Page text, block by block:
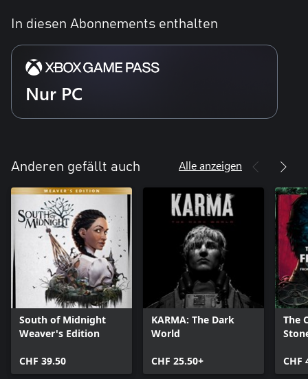
In diesen Abonnements enthalten
Nur PC
Anderen gefällt auch Alle anzeigen
South of Midnight
Weaver's Edition
CHF 39.50
KARMA: The Dark
World
CHF 25.50+
The
CHF